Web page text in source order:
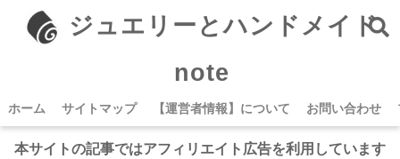
ジュエリーとハンドメイド
note
ホーム サイトマップ 【運営者情報】について お問い合わせ
本サイトの記事ではアフィリエイト広告を利用しています